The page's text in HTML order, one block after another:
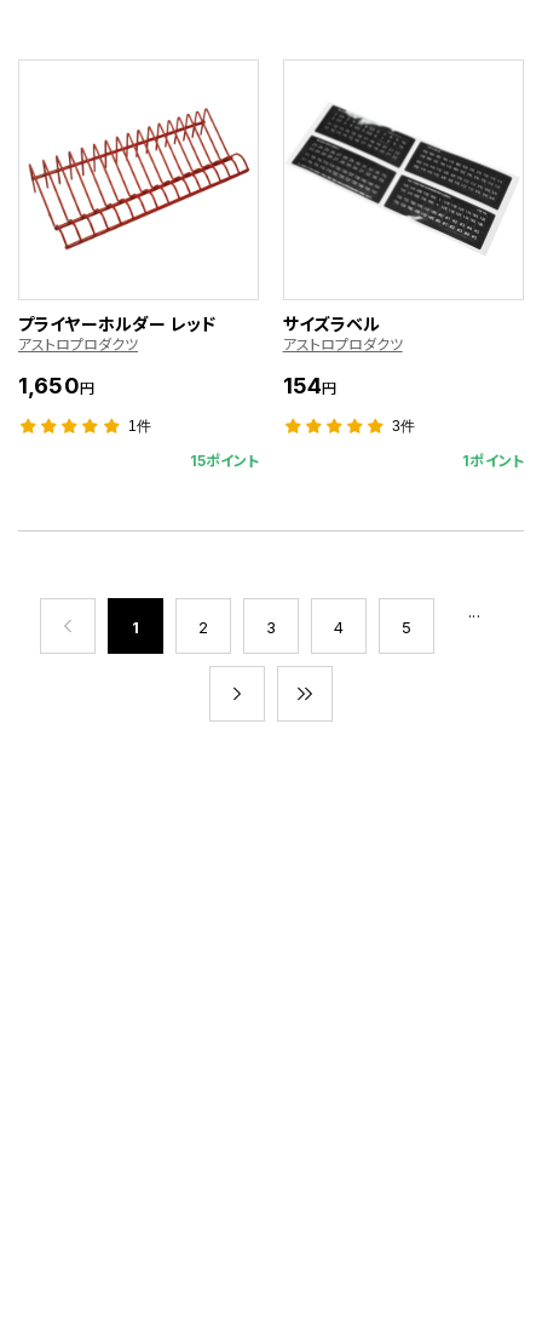
プライヤーホルダー レッド
アストロプロダクツ
1,650円
1件
15ポイント
サイズラベル
アストロプロダクツ
154円
3件
1ポイント
1 2 3 4 5
...